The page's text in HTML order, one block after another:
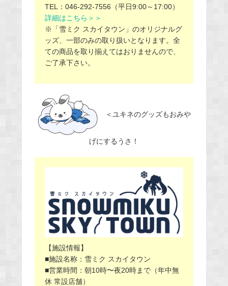
TEL：046-292-7556（平日9:00～17:00）
詳細はこちら＞＞
※「雪ミク スカイタウン」のオリジナルグ
ッズ、一部のみの取り扱いとなります。全
ての商品を取り揃えてはおりませんので、
ご了承下さい。
＜ユキネのグッズもおみや
げにするうさ！
【施設情報】
■施設名称：雪ミク スカイタウン
■営業時間：朝10時〜夜20時まで（年中無
休 常設店舗）